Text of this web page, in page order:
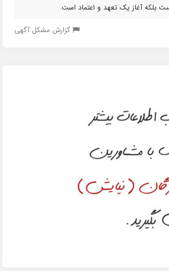
بلکه آغاز یک تعهد و اعتماد است.
گزارش مشکل آگهی